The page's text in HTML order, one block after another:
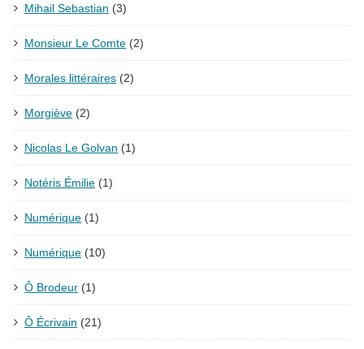
Mihail Sebastian (3)
Monsieur Le Comte (2)
Morales littéraires (2)
Morgiève (2)
Nicolas Le Golvan (1)
Notéris Émilie (1)
Numérique (1)
Numérique (10)
Ô Brodeur (1)
Ô Écrivain (21)